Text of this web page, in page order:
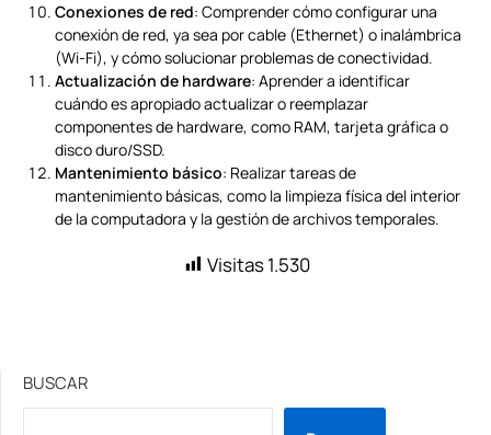
Conexiones de red: Comprender cómo configurar una
conexión de red, ya sea por cable (Ethernet) o inalámbrica
(Wi-Fi), y cómo solucionar problemas de conectividad.
Actualización de hardware: Aprender a identificar
cuándo es apropiado actualizar o reemplazar
componentes de hardware, como RAM, tarjeta gráfica o
disco duro/SSD.
Mantenimiento básico: Realizar tareas de
mantenimiento básicas, como la limpieza física del interior
de la computadora y la gestión de archivos temporales.
Visitas1.530
BUSCAR